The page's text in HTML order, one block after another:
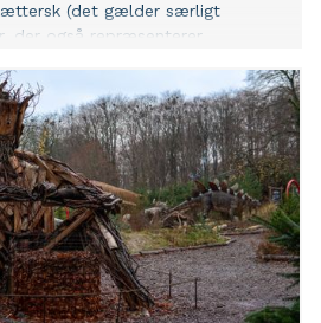
(det gælder særligt
der også repræsenterer
hvordan jeg ser flere tegn på
af-demokratisering.